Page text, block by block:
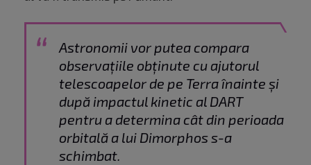
Astronomii vor putea compara
observațiile obținute cu ajutorul
telescoapelor de pe Terra înainte și
după impactul kinetic al DART
pentru a determina cât din perioada
orbitală a lui Dimorphos s-a
schimbat.